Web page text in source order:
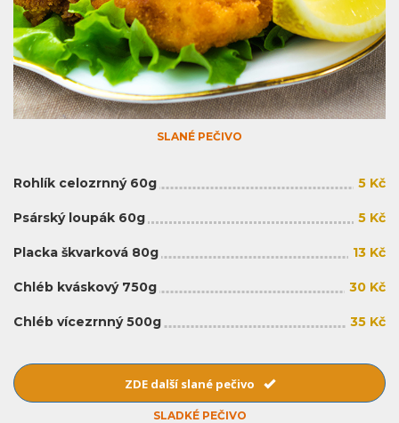
SLANÉ PEČIVO
Rohlík celozrnný 60g 5 Kč
Psárský loupák 60g 5 Kč
Placka škvarková 80g 13 Kč
Chléb kváskový 750g 30 Kč
Chléb vícezrnný 500g 35 Kč
ZDE další slané pečivo
SLADKÉ PEČIVO